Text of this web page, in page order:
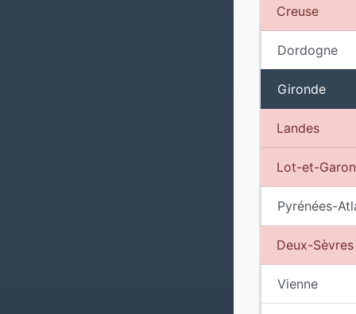
Creuse
Dordogne
Gironde
Landes
Lot-et-
Pyrénées-
Deux-Sèvres
Vienne